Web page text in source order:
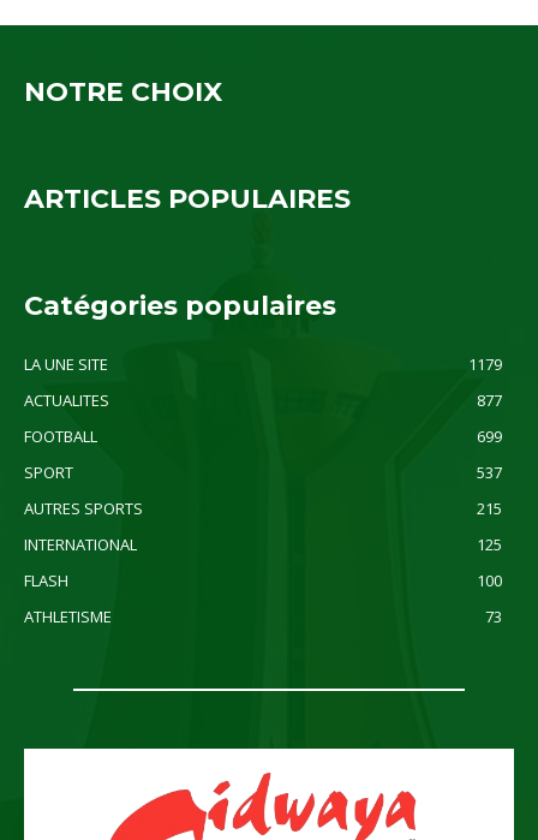
NOTRE CHOIX
ARTICLES POPULAIRES
Catégories populaires
LA UNE SITE
1179
ACTUALITES
877
FOOTBALL
699
SPORT
537
AUTRES SPORTS
215
INTERNATIONAL
125
FLASH
100
ATHLETISME
73